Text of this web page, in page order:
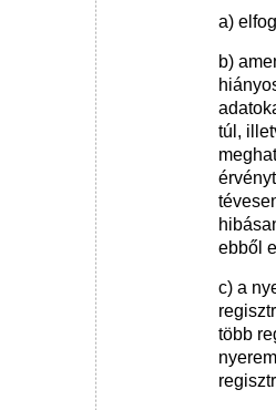
a)
b)
túl,
ebből
c) a
több